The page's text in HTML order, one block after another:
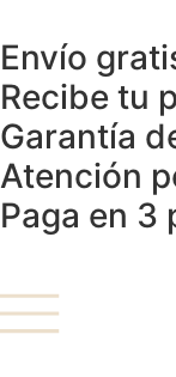
Envío
Recibe tu
Garantía
Atención
Paga en 3